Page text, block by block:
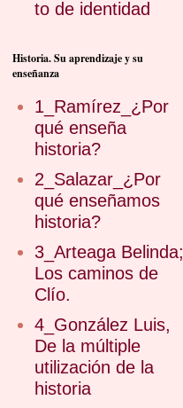
to de identidad
Historia. Su aprendizaje y su
enseñanza
1_Ramírez_¿Por
qué enseña
historia?
2_Salazar_¿Por
qué enseñamos
historia?
3_Arteaga Belinda;
Los caminos de
Clío.
4_González Luis,
De la múltiple
utilización de la
historia